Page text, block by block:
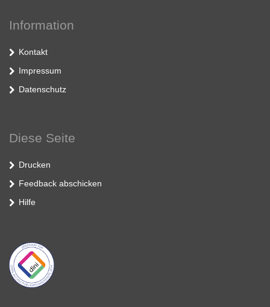
Information
Kontakt
Impressum
Datenschutz
Diese Seite
Drucken
Feedback abschicken
Hilfe